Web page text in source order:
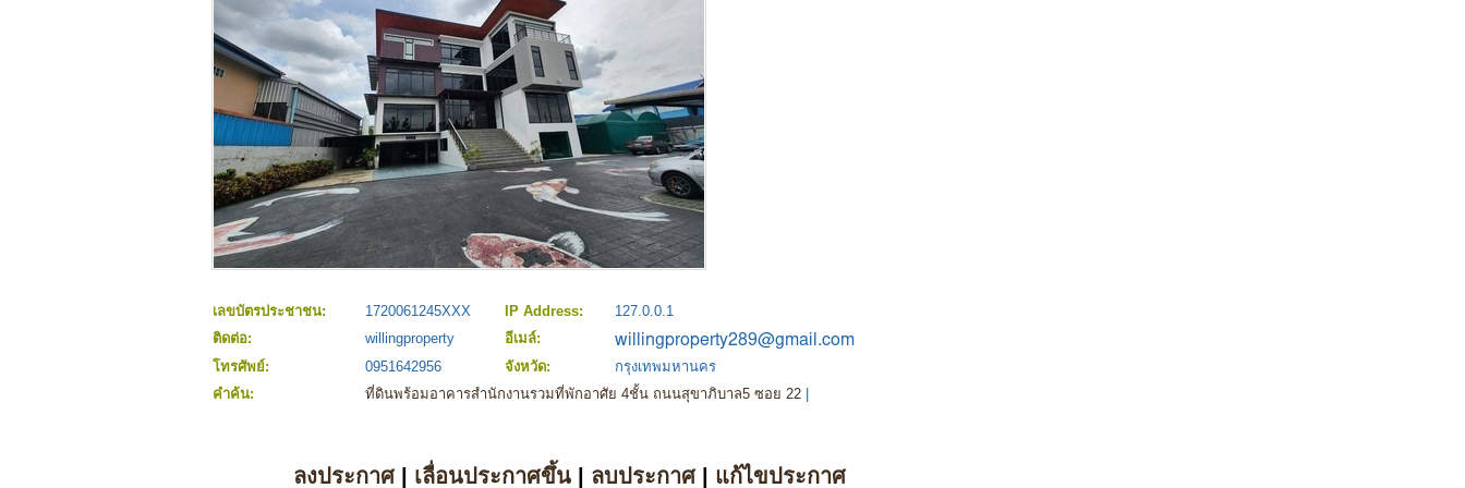
เลขบัตรประชาชน: 1720061245XXX IP Address:
127.0.0.1
ติดต่อ:
willingproperty
อีเมล์:
โทรศัพย์:
0951642956 จังหวัด:
กรุงเทพมหานคร
คำค้น:
ที่ดินพร้อมอาคารสำนักงานรวมที่พักอาศัย 4ชั้น ถนนสุขาภิบาล5 ซอย 22
ลงประกาศ| เลื่อนประกาศขึ้น| ลบประกาศ| แก้ไขประกาศ